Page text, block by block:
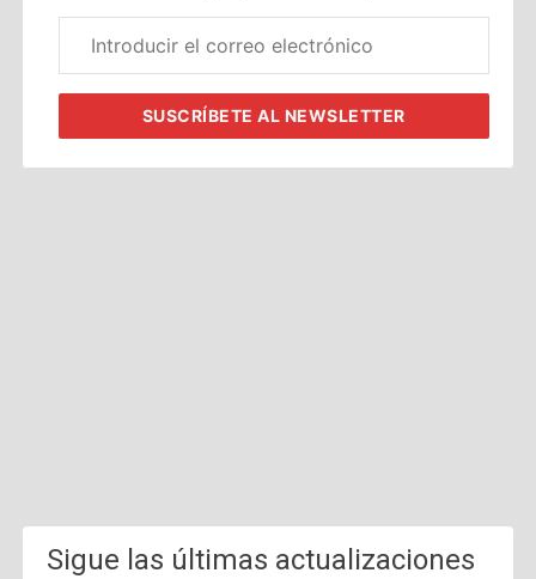
electrónico
SUSCRÍBETEAL NEWSLETTER
Sigue las últimas actualizaciones